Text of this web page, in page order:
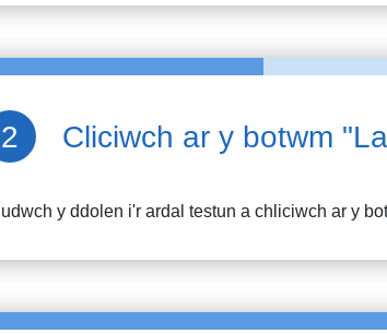
Cliciwch ar y botwm
y ddolen i'r ardal testun a chliciwch ar y